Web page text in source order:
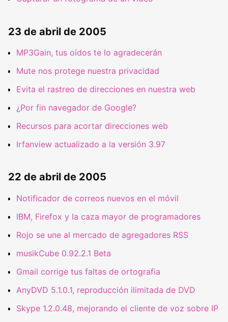
23 de abril de 2005
MP3Gain, tus oídos te lo agradecerán
Mute nos protege nuestra privacidad
Evita el rastreo de direcciones en nuestra web
¿Por fin navegador de Google?
Recursos para acortar direcciones web
Irfanview actualizado a la versión 3.97
22 de abril de 2005
Notificador de correos nuevos en el móvil
IBM, Firefox y la caza mayor de programadores
Rojo se une al mercado de agregadores RSS
musikCube 0.92.2.1 Beta
Gmail corrige tus faltas de ortografia
AnyDVD 5.1.0.1, reproducción ilimitada de DVD
Skype 1.2.0.48, mejorando el cliente de voz sobre IP